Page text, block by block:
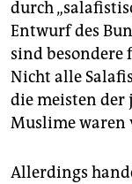
durch
Entwurf des
sind
Nicht alle
die meisten der
Muslime waren
Allerdings